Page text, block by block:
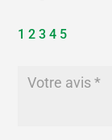
1 2 3 4 5